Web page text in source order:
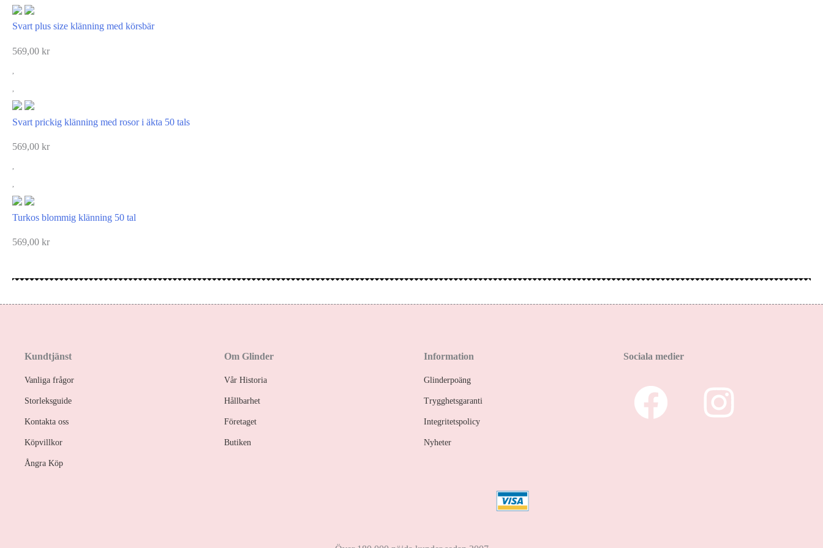
Svart plus size klänning med körsbär
569,00 kr
Svart prickig klänning med rosor i äkta 50 tals
569,00 kr
Turkos blommig klänning 50 tal
569,00 kr
Kundtjänst
Vanliga frågor
Storleksguide
Kontakta oss
Köpvillkor
Ångra Köp
Om Glinder
Vår Historia
Hållbarhet
Företaget
Butiken
Information
Glinderpoäng
Trygghetsgaranti
Integritetspolicy
Nyheter
Sociala medier